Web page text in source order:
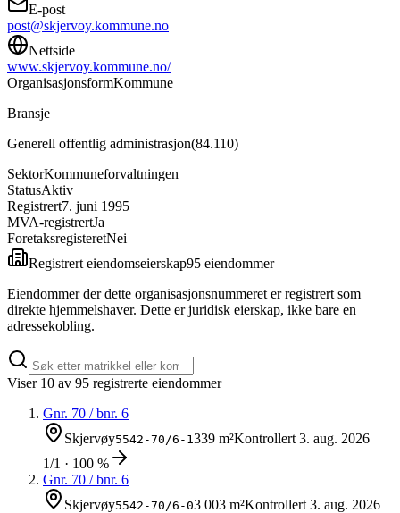
E-post
post@skjervoy.kommune.no
Nettside
www.skjervoy.kommune.no/
OrganisasjonsformKommune
Bransje
Generell offentlig administrasjon(84.110)
SektorKommuneforvaltningen
StatusAktiv
Registrert7. juni 1995
MVA-registrertJa
ForetaksregisteretNei
Registrert eiendomseierskap95 eiendommer
Eiendommer der dette organisasjonsnummeret er registrert som
direkte hjemmelshaver. Dette er juridisk eierskap, ikke bare en
adressekobling.
Viser 10 av 95 registrerte eiendommer
Gnr. 70 / bnr. 6
Skjervøy5542-70/6-1 339 m²Kontrollert 3. aug. 2026
1/1 · 100 %
Gnr. 70 / bnr. 6
Skjervøy5542-70/6-03 003 m²Kontrollert 3. aug. 2026